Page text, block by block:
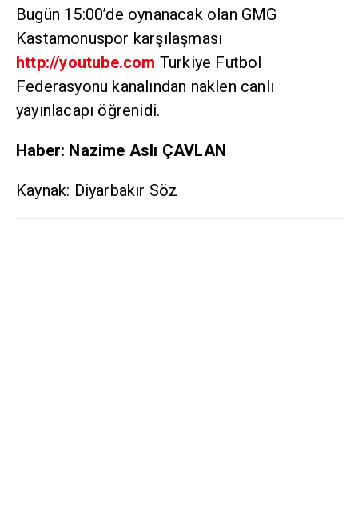
Bugün 15:00’de oynanacak olan GMG
Kastamonuspor karşılaşması
http://youtube.com Turkiye Futbol
Federasyonu kanalından naklen canlı
yayınlacapı öğrenidi.
Haber: Nazime Aslı ÇAVLAN
Kaynak: Diyarbakır Söz